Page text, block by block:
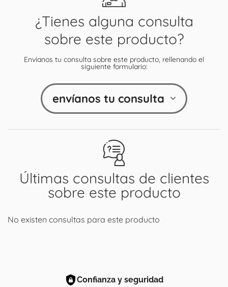
Últimas consultas de clientes
sobre este producto
No existen consultas para este producto
¿Tienes alguna consulta
sobre este producto?
Envíanos tu consulta sobre este producto, rellenando el
siguiente formulario:
envíanos tu consulta
Confianza y seguridad